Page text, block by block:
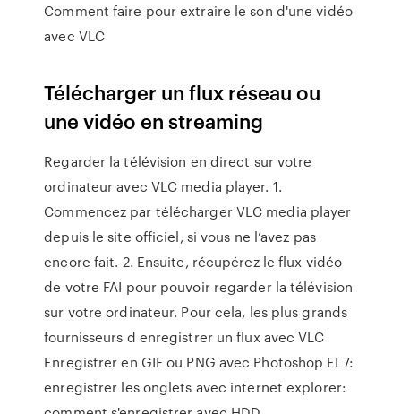
Comment faire pour extraire le son d'une vidéo
avec VLC
Télécharger un flux réseau ou
une vidéo en streaming
Regarder la télévision en direct sur votre
ordinateur avec VLC media player. 1.
Commencez par télécharger VLC media player
depuis le site officiel, si vous ne l’avez pas
encore fait. 2. Ensuite, récupérez le flux vidéo
de votre FAI pour pouvoir regarder la télévision
sur votre ordinateur. Pour cela, les plus grands
fournisseurs d enregistrer un flux avec VLC
Enregistrer en GIF ou PNG avec Photoshop EL7:
enregistrer les onglets avec internet explorer: